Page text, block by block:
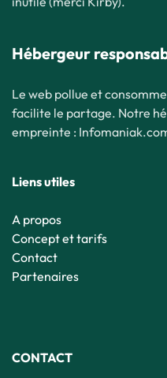
Hébergeur
Le web pollue et
facilite le partage. Notre
empreinte :
Liens utiles
A propos
Concept et tarifs
Contact
Partenaires
CONTACT